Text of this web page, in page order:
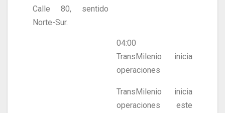
Calle 80, sentido
Norte-Sur.
04:00
TransMilenio inicia
operaciones
TransMilenio inicia
operaciones este